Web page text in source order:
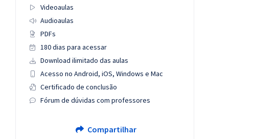
Videoaulas
Audioaulas
PDFs
180 dias para acessar
Download ilimitado das aulas
Acesso no Android, iOS, Windows e Mac
Certificado de conclusão
Fórum de dúvidas com professores
Compartilhar